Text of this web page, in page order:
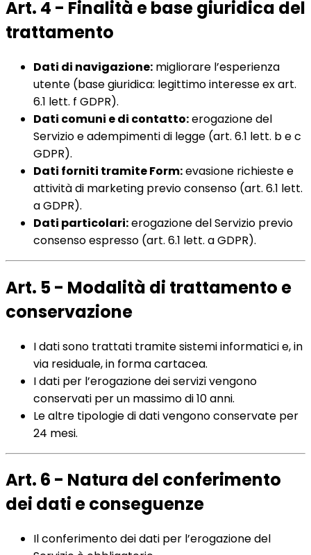
Art. 4 - Finalità e base giuridica del
trattamento
Dati di navigazione: migliorare l’esperienza
utente (base giuridica: legittimo interesse ex art.
6.1 lett. f GDPR).
Dati comuni e di contatto:erogazione del
Servizio e adempimenti di legge (art. 6.1 lett. b e c
GDPR).
Dati forniti tramite Form:evasione richieste e
attività di marketing previo consenso (art. 6.1 lett.
a GDPR).
Dati particolari:erogazione del Servizio previo
consenso espresso (art. 6.1 lett. a GDPR).
Art. 5 - Modalità di trattamento e
conservazione
I dati sono trattati tramite sistemi informatici e, in
via residuale, in forma cartacea.
I dati per l’erogazione dei servizi vengono
conservati per un massimo di 10 anni.
Le altre tipologie di dati vengono conservate per
24 mesi.
Art. 6 - Natura del conferimento
dei dati e conseguenze
Il conferimento dei dati per l’erogazione del